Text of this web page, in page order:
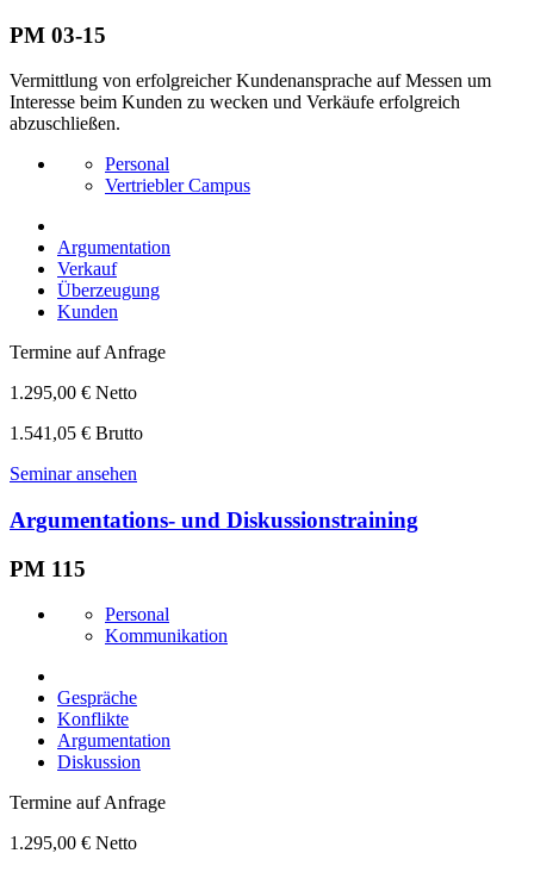
PM 03-15
Vermittlung von erfolgreicher Kundenansprache auf Messen um
Interesse beim Kunden zu wecken und Verkäufe erfolgreich
abzuschließen.
Personal
Vertriebler Campus
Argumentation
Verkauf
Überzeugung
Kunden
Termine auf Anfrage
1.295,00 € Netto
1.541,05 € Brutto
Seminar ansehen
Argumentations- und Diskussionstraining
PM 115
Personal
Kommunikation
Gespräche
Konflikte
Argumentation
Diskussion
Termine auf Anfrage
1.295,00 € Netto